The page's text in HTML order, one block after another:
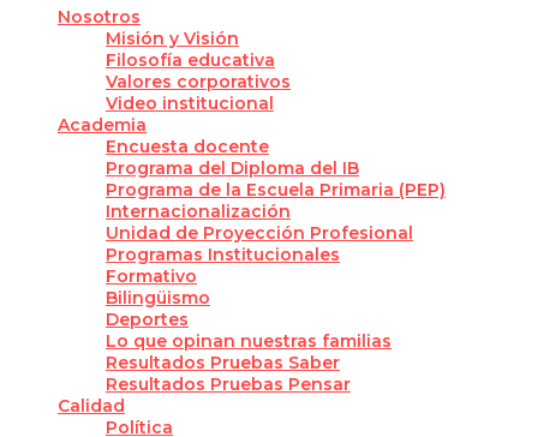
Nosotros
Misión y Visión
Filosofía educativa
Valores corporativos
Video institucional
Academia
Encuesta docente
Programa del Diploma del IB
Programa de la Escuela Primaria (PEP)
Internacionalización
Unidad de Proyección Profesional
Programas Institucionales
Formativo
Bilingüismo
Deportes
Lo que opinan nuestras familias
Resultados Pruebas Saber
Resultados Pruebas Pensar
Calidad
Política